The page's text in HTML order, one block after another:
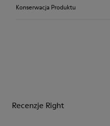
Skóra cielęca z recyklingu /
Podszewka
49% poliester z recyklingu,
Konserwacja Produktu
znaleźć w naszym
Recenzje Right